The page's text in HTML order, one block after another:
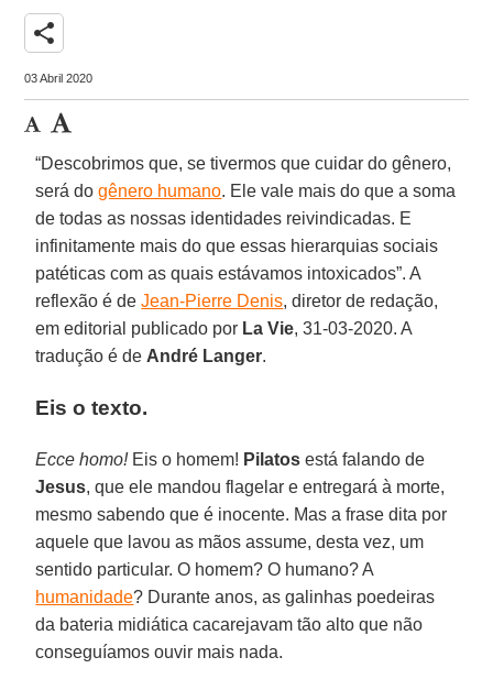
share
03 Abril 2020
“Descobrimos que, se tivermos que cuidar do gênero,
será dogênero humano. Ele vale mais do que a soma
de todas as nossas identidades reivindicadas. E
infinitamente mais do que essas hierarquias sociais
patéticas com as quais estávamos intoxicados”. A
reflexão é deJean-Pierre Denis, diretor de redação,
em editorial publicado por La Vie, 31-03-2020. A
tradução é de André Langer.
Eis o texto.
Ecce homo!Eis o homem! Pilatos está falando de
Jesus, que ele mandou flagelar e entregará à morte,
mesmo sabendo que é inocente. Mas a frase dita por
aquele que lavou as mãos assume, desta vez, um
sentido particular. O homem? O humano? A
humanidade? Durante anos, as galinhas poedeiras
da bateria midiática cacarejavam tão alto que não
conseguíamos ouvir mais nada.